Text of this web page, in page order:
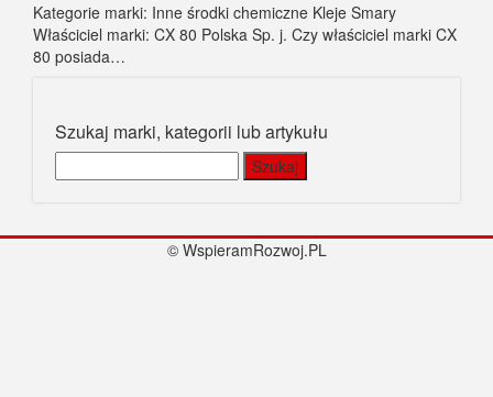
Kategorie marki: Inne środki chemiczne Kleje Smary
Właściciel marki: CX 80 Polska Sp. j. Czy właściciel marki CX
80 posiada…
Szukaj marki, kategorii lub artykułu
© WspieramRozwoj.PL